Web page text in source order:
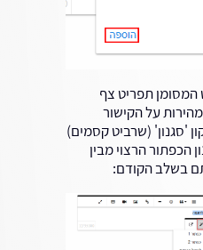
המסומן תפריט צף
על הקישור
'סגנון' (שרביט קסמים)
הכפתור הרצוי מבין
בשלב הקודם: